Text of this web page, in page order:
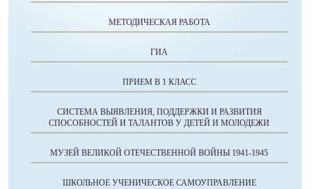
МЕТОДИЧЕСКАЯ РАБОТА
ГИА
ПРИЕМ В 1 КЛАСС
СИСТЕМА ВЫЯВЛЕНИЯ, ПОДДЕРЖКИ И РАЗВИТИЯ
СПОСОБНОСТЕЙ И ТАЛАНТОВ У ДЕТЕЙ И МОЛОДЕЖИ
МУЗЕЙ ВЕЛИКОЙ ОТЕЧЕСТВЕННОЙ ВОЙНЫ 1941-1945
ШКОЛЬНОЕ УЧЕНИЧЕСКОЕ САМОУПРАВЛЕНИЕ